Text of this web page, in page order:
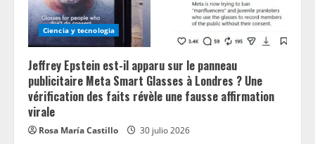
Ciencia y tecnologia
Jeffrey Epstein est-il apparu sur le panneau
publicitaire Meta Smart Glasses à Londres ? Une
vérification des faits révèle une fausse affirmation
virale
Rosa María Castillo 30 julio 2026